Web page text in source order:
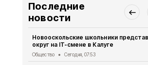
Последние
новости
Новооскольские школьники
округ на IT-смене в Калуге
Общество Сегодня, 07:53